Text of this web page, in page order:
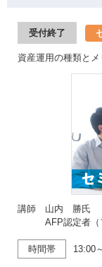
受付終了
資産運用の種類と
講師 山内 勝氏
AFP認定者（フ
時間帯 13:00